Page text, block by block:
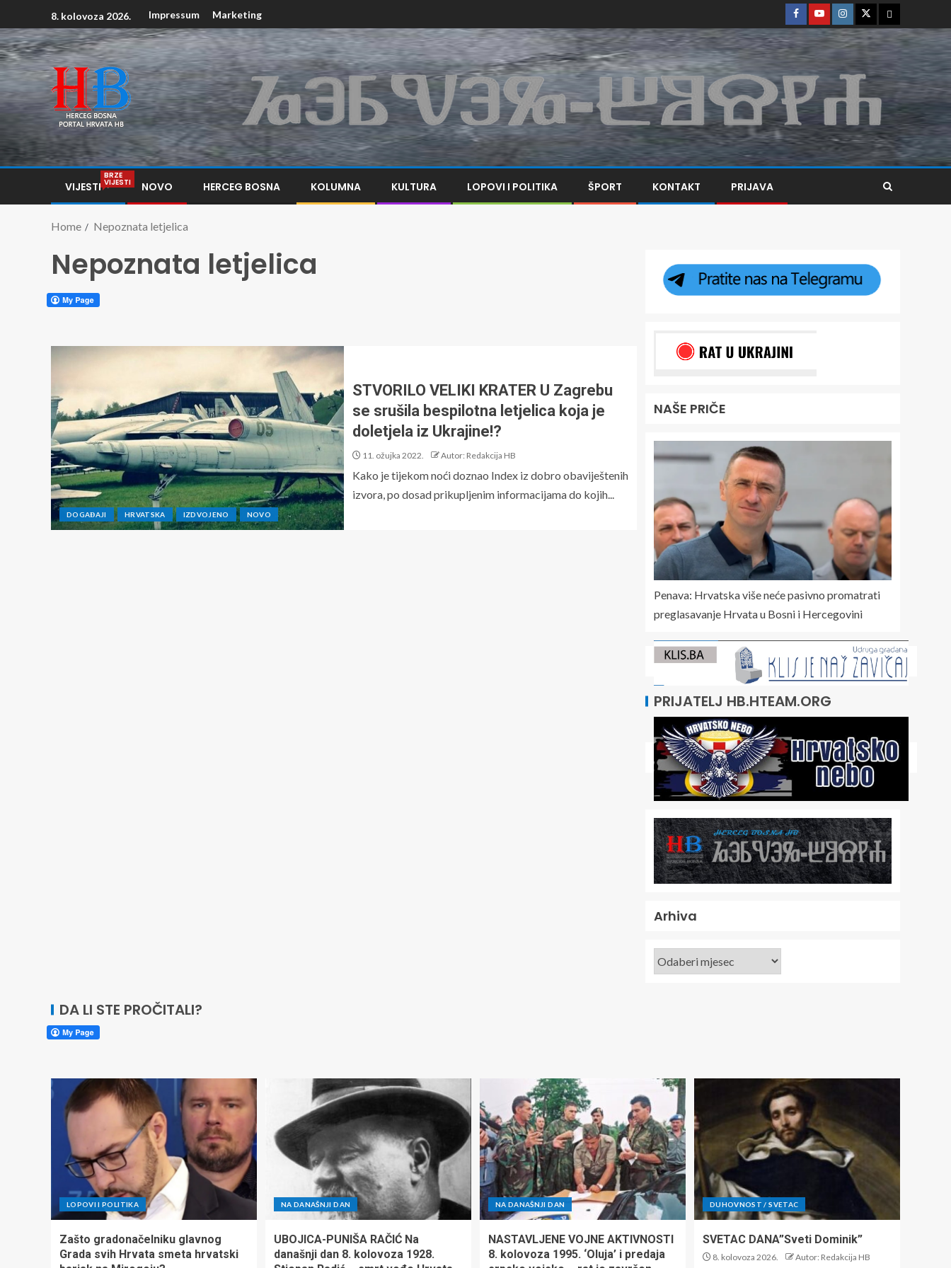
8. kolovoza 2026. Impressum Marketing
VIJESTI
BRZE
VIJESTI NOVO HERCEG BOSNA KOLUMNA KULTURA LOPOVI I POLITIKA ŠPORT KONTAKT PRIJAVA
Home Nepoznata letjelica
Nepoznata letjelica
DOGAĐAJI HRVATSKA IZDVOJENO NOVO
STVORILO VELIKI KRATER U Zagrebu
se srušila bespilotna letjelica koja je
doletjela iz Ukrajine!?
11. ožujka 2022. Autor: Redakcija HB
Kako je tijekom noći doznao Index iz dobro obaviještenih
izvora, po dosad prikupljenim informacijama do kojih...
NAŠE PRIČE
Penava: Hrvatska više neće pasivno promatrati
preglasavanje Hrvata u Bosni i Hercegovini
PRIJATELJ HB.HTEAM.ORG
Arhiva
DA LI STE PROČITALI?
LOPOVI I POLITIKA
Zašto gradonačelniku glavnog
Grada svih Hrvata smeta hrvatski
NA DANAŠNJI DAN
UBOJICA-PUNIŠA RAČIĆ Na
današnji dan 8. kolovoza 1928.
NA DANAŠNJI DAN
NASTAVLJENE VOJNE AKTIVNOSTI
8. kolovoza 1995. ‘Oluja’ i predaja
DUHOVNOST / SVETAC
SVETAC DANA”Sveti Dominik”
8. kolovoza 2026. Autor: Redakcija HB